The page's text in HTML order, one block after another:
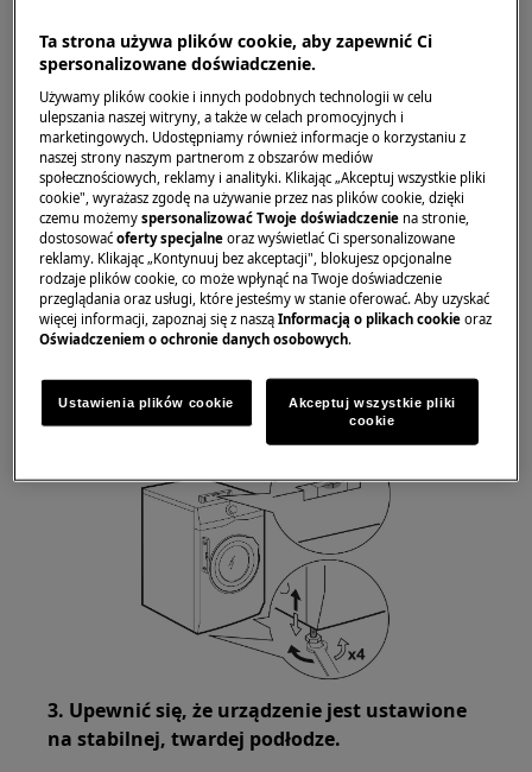
2. Wypoziomować pralkę, podnosząc lub
opuszczając nóżki.
Użyć poziomicy, aby sprawdzić, czy
maszyna stoi poziomo na wszystkich
Wyregulować stopy za pomocą klucza.
3. Upewnić się, że urządzenie jest ustawione
na stabilnej, twardej podłodze.
Ta strona używa plików cookie, aby zapewnić Ci
spersonalizowane doświadczenie.
Używamy plików cookie i innych podobnych technologii w celu
ulepszania naszej witryny, a także w celach promocyjnych i
marketingowych. Udostępniamy również informacje o korzystaniu z
naszej strony naszym partnerom z obszarów mediów
społecznościowych, reklamy i analityki. Klikając „Akceptuj wszystkie pliki
cookie", wyrażasz zgodę na używanie przez nas plików cookie, dzięki
czemu możemyspersonalizować Twoje doświadczenie na stronie,
dostosowaćoferty specjalne oraz wyświetlać Ci spersonalizowane
reklamy. Klikając „Kontynuuj bez akceptacji", blokujesz opcjonalne
rodzaje plików cookie, co może wpłynąć na Twoje doświadczenie
przeglądania oraz usługi, które jesteśmy w stanie oferować. Aby uzyskać
więcej informacji, zapoznaj się z nasząInformacją o plikach cookie oraz
Oświadczeniem o ochronie danych osobowych.
Ustawienia plików cookie
Akceptuj wszystkie pliki
cookie